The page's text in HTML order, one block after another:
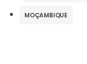
MOÇAMBIQUE